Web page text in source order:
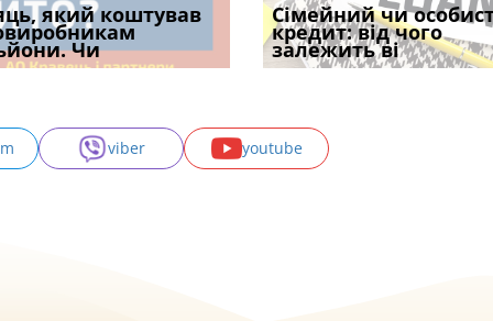
встановив для
шкоди
Документи, на яких не
проставляється
апостиль: пер
який коштував
Чи
Огляд практики ВС від
Ростислава Кравця, що
опублі
потрібна ФОП
у 2026 році:
засто
Сімейний чи
кредит: від чого
залежить ві
Восьмий ААС
підтвердив, що
може скас
viber youtube